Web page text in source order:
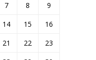
7 8
9
14 15
16
21 22
23